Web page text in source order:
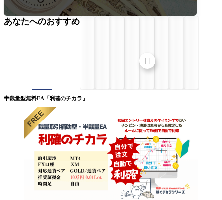
半裁量型無料EA「利確のチカラ」
あなたへのおすすめ
